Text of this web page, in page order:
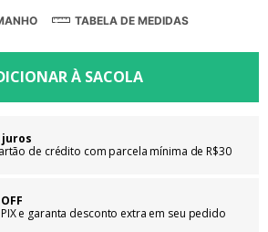
TABELA DE MEDIDAS
juros
de crédito com parcela mínima de R$30
e garanta desconto extra em seu pedido